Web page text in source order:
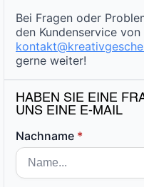
Bei Fragen oder
den Kundenservice
gerne weiter!
HABEN SIE EINE
UNS EINE E-MAIL
Nachname *